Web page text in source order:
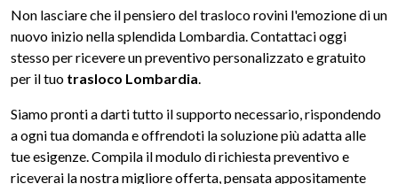
Non lasciare che il pensiero del trasloco rovini l'emozione di un
nuovo inizio nella splendida Lombardia. Contattaci oggi
stesso per ricevere un preventivo personalizzato e gratuito
per il tuo trasloco Lombardia
Siamo pronti a darti tutto il supporto necessario, rispondendo
a ogni tua domanda e offrendoti la soluzione più adatta alle
tue esigenze. Compila il modulo di richiesta preventivo e
riceverai la nostra migliore offerta, pensata appositamente